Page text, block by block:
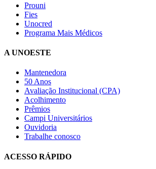
Prouni
Fies
Unocred
Programa Mais Médicos
A UNOESTE
Mantenedora
50 Anos
Avaliação Institucional (CPA)
Acolhimento
Prêmios
Campi Universitários
Ouvidoria
Trabalhe conosco
ACESSO RÁPIDO